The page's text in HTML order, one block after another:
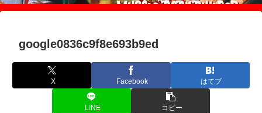
google0836c9f8e693b9ed
X Facebook はてブ
LINE コピー